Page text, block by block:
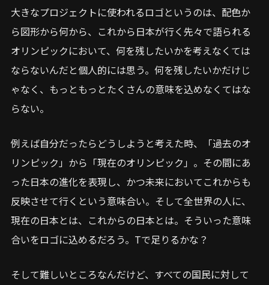
大きなプロジェクトに使われるロゴというのは、配色か
ら図形から何から、これから日本が行く先々で語られる
オリンピックにおいて、何を残したいかを考えなくては
ならないんだと個人的には思う。何を残したいかだけじ
ゃなく、もっともっとたくさんの意味を込めなくてはな
らない。
例えば自分だったらどうしようと考えた時、「過去のオ
リンピック」から「現在のオリンピック」。その間にあ
った日本の進化を表現し、かつ未来においてこれからも
反映させて行くという意味合い。そして全世界の人に、
現在の日本とは、これからの日本とは。そういった意味
合いをロゴに込めるだろう。Tで足りるかな？
そして難しいところなんだけど、すべての国民に対して